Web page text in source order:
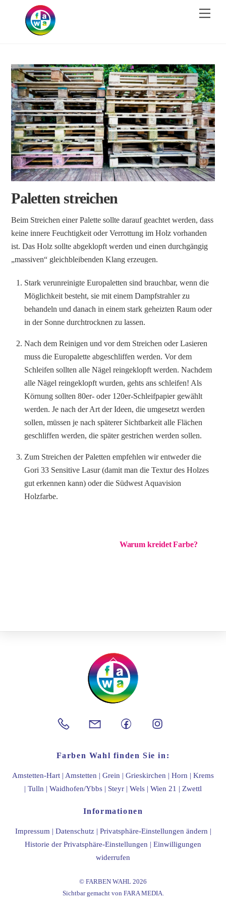
Paletten streichen
Beim Streichen einer Palette sollte darauf geachtet werden, dass
keine innere Feuchtigkeit oder Verrottung im Holz vorhanden
ist. Das Holz sollte abgeklopft werden und einen durchgängig
„massiven“ gleichbleibenden Klang erzeugen.
Stark verunreinigte Europaletten sind brauchbar, wenn die
Möglichkeit besteht, sie mit einem Dampfstrahler zu
behandeln und danach in einem stark geheizten Raum oder
in der Sonne durchtrocknen zu lassen.
Nach dem Reinigen und vor dem Streichen oder Lasieren
muss die Europalette abgeschliffen werden. Vor dem
Schleifen sollten alle Nägel reingeklopft werden. Nachdem
alle Nägel reingeklopft wurden, gehts ans schleifen! Als
Körnung sollten 80er- oder 120er-Schleifpapier gewählt
werden. Je nach der Art der Ideen, die umgesetzt werden
sollen, müssen je nach späterer Sichtbarkeit alle Flächen
geschliffen werden, die später gestrichen werden sollen.
Zum Streichen der Paletten empfehlen wir entweder die
Gori 33 Sensitive Lasur (damit man die Textur des Holzes
gut erkennen kann) oder die Südwest Aquavision
Holzfarbe.
Warum kreidet Farbe?
Back
To
Top
Farben Wahl finden Sie in:
Amstetten-Hart | Amstetten | Grein | Grieskirchen | Horn | Krems
| Tulln | Waidhofen/Ybbs | Steyr | Wels | Wien 21 | Zwettl
Informationen
Impressum | Datenschutz| Privatsphäre-Einstellungen ändern |
Historie der Privatsphäre-Einstellungen | Einwilligungen
widerrufen
© FARBEN WAHL 2026
Sichtbar gemacht von FARA MEDIA